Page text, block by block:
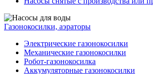
Газонокосилки, аэраторы
Электрические газонокосилки
Механические газонокосилки
Робот-газонокосилка
Аккумуляторные газонокосилки